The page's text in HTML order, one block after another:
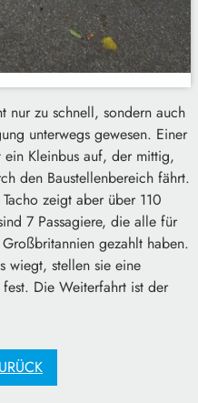
nur zu schnell, sondern auch
unterwegs gewesen. Einer
Kleinbus auf, der mittig,
den Baustellenbereich fährt.
zeigt aber über 110
7 Passagiere, die alle für
gezahlt haben.
wiegt, stellen sie eine
Die Weiterfahrt ist der